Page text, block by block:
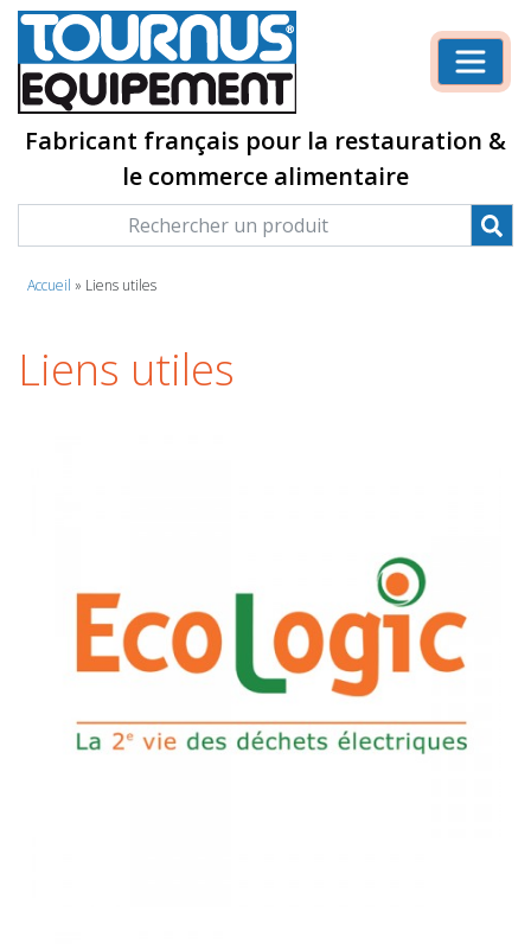
Fabricant français pour la restauration &
le commerce alimentaire
Accueil » Liens utiles
Liens utiles